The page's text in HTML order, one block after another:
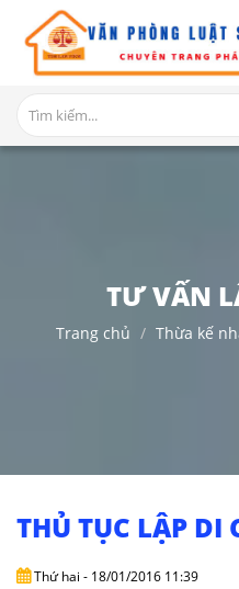
GIỚI
THIỆU
DỊCH
TỤC
ĐẤT
VĂN
TƯ VẤN
Trang chủ Thừa kế
THỦ TỤC LẬP DI
Thứ hai - 18/01/2016 11:39